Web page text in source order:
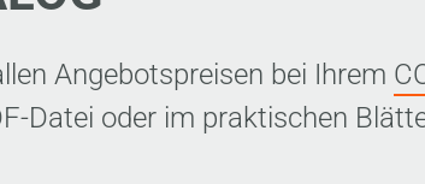
Angebotspreisen bei Ihrem
Datei oder im praktischen